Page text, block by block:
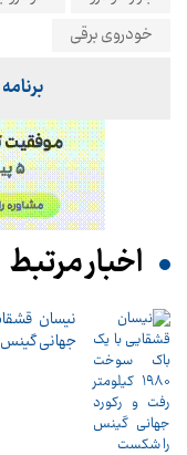
خودروی برقی
اخبار مرتبط
جهانی